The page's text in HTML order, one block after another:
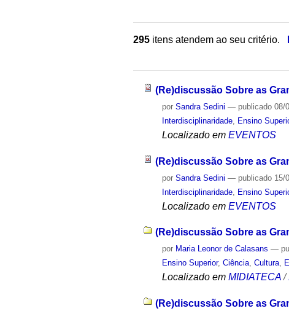
295 itens atendem ao seu critério.
(Re)discussão Sobre as
porSandra Sedini — publicado 08/
Interdisciplinaridade
Ensino
Localizado em EVENTOS
(Re)discussão Sobre as
porSandra Sedini — publicado 15/
Interdisciplinaridade Ensino
Localizado em EVENTOS
(Re)discussão Sobre as
por Maria Leonor de Calasans —
Ensino Superior,Ciência,Cultura,
Localizado em MIDIATECA /
(Re)discussão Sobre as